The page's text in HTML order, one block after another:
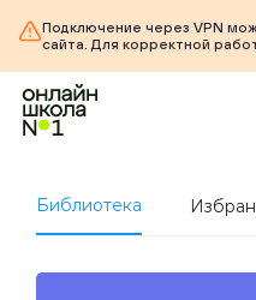
Подключение через VPN
сайта. Для корректной
Библиотека